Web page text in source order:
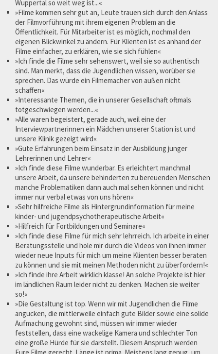
Wuppertal so weit weg ist...«
»Filme kommen sehr gut an, Leute trauen sich durch den Anlass
der Filmvorführung mit ihrem eigenen Problem an die
Öffentlichkeit. Für Mitarbeiter ist es möglich, nochmal den
eigenen Blickwinkel zu ändern. Für Klienten ist es anhand der
Filme einfacher, zu erklären, wie sie sich fühlen«
»Ich finde die Filme sehr sehenswert, weil sie so authentisch
sind. Man merkt, dass die Jugendlichen wissen, worüber sie
sprechen. Das würde ein Filmemacher von außen nicht
schaffen«
»Interessante Themen, die in unserer Gesellschaft oftmals
totgeschwiegen werden...«
»Alle waren begeistert, gerade auch, weil eine der
Interviewpartnerinnen ein Mädchen unserer Station ist und
unsere Klinik gezeigt wird«
»Gute Erfahrungen beim Einsatz in der Ausbildung junger
Lehrerinnen und Lehrer«
»Ich finde diese Filme wunderbar. Es erleichtert manchmal
unsere Arbeit, da unsere behinderten zu bereuenden Menschen
manche Problematiken dann auch mal sehen können und nicht
immer nur verbal etwas von uns hören«
»Sehr hilfreiche Filme als Hintergrundinformation für meine
kinder- und jugendpsychotherapeutische Arbeit«
»Hilfreich für Fortbildungen und Seminare«
»Ich finde diese Filme für mich sehr lehrreich. Ich arbeite in einer
Beratungsstelle und hole mir durch die Videos von ihnen immer
wieder neue Inputs für mich um meine Klienten besser beraten
zu können und sie mit meinen Methoden nicht zu überfordern!«
»Ich finde ihre Arbeit wirklich klasse! An solche Projekte ist hier
im ländlichen Raum leider nicht zu denken. Machen sie weiter
so!«
»Die Gestaltung ist top. Wenn wir mit Jugendlichen die Filme
angucken, die mittlerweile einfach gute Bilder sowie eine solide
Aufmachung gewohnt sind, müssen wir immer wieder
feststellen, dass eine wackelige Kamera und schlechter Ton
eine große Hürde für sie darstellt. Diesem Anspruch werden